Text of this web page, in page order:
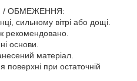
/ ОБМЕЖЕННЯ:
сильному вітрі або дощі.
рекомендовано.
основи.
матеріал.
поверхні при остаточній